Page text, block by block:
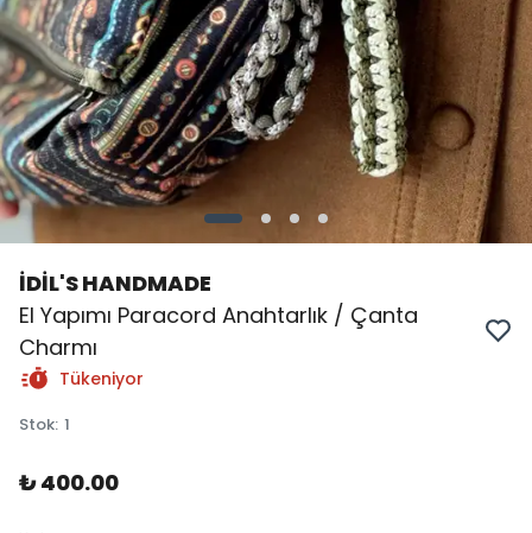
İDİL'S HANDMADE
El Yapımı Paracord Anahtarlık / Çanta
Charmı
Tükeniyor
Stok: 1
₺ 400.00